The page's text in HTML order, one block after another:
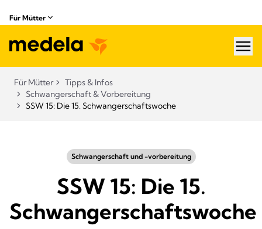
Für Mütter
Für Mütter
Tipps & Infos
Schwangerschaft & Vorbereitung
SSW 15: Die 15. Schwangerschaftswoche
Schwangerschaft und -vorbereitung
SSW 15: Die 15.
Schwangerschaftswoche